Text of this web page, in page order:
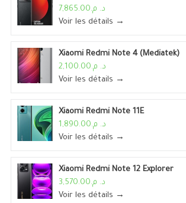
د. م.7,865.00
Voir les détails →
Xiaomi Redmi Note 4 (Mediatek)
د. م.2,100.00
Voir les détails →
Xiaomi Redmi Note 11E
د. م.1,890.00
Voir les détails →
Xiaomi Redmi Note 12 Explorer
د. م.3,570.00
Voir les détails →